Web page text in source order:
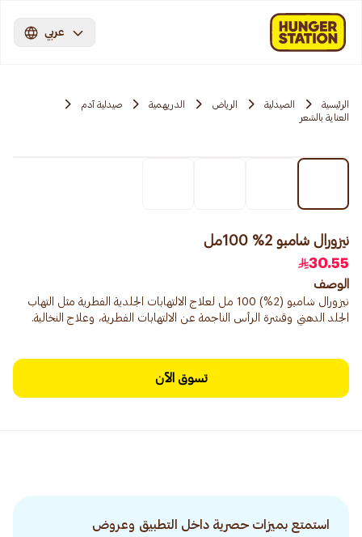
عربي
الرئيسية الصيدلية الرياض الدريهمية
صيدلية آدم
العناية بالشعر
نيزورال شامبو 2% 100مل
30.55
الوصف
نيزورال شامبو (2%) 100 مل لعلاج الالتهابات الجلدية الفطرية مثل التهاب
الجلد الدهني وقشرة الرأس الناجمة عن الالتهابات الفطرية، وعلاج النخالية.
تسوق الآن
استمتع بميزات حصرية داخل التطبيق وعروض